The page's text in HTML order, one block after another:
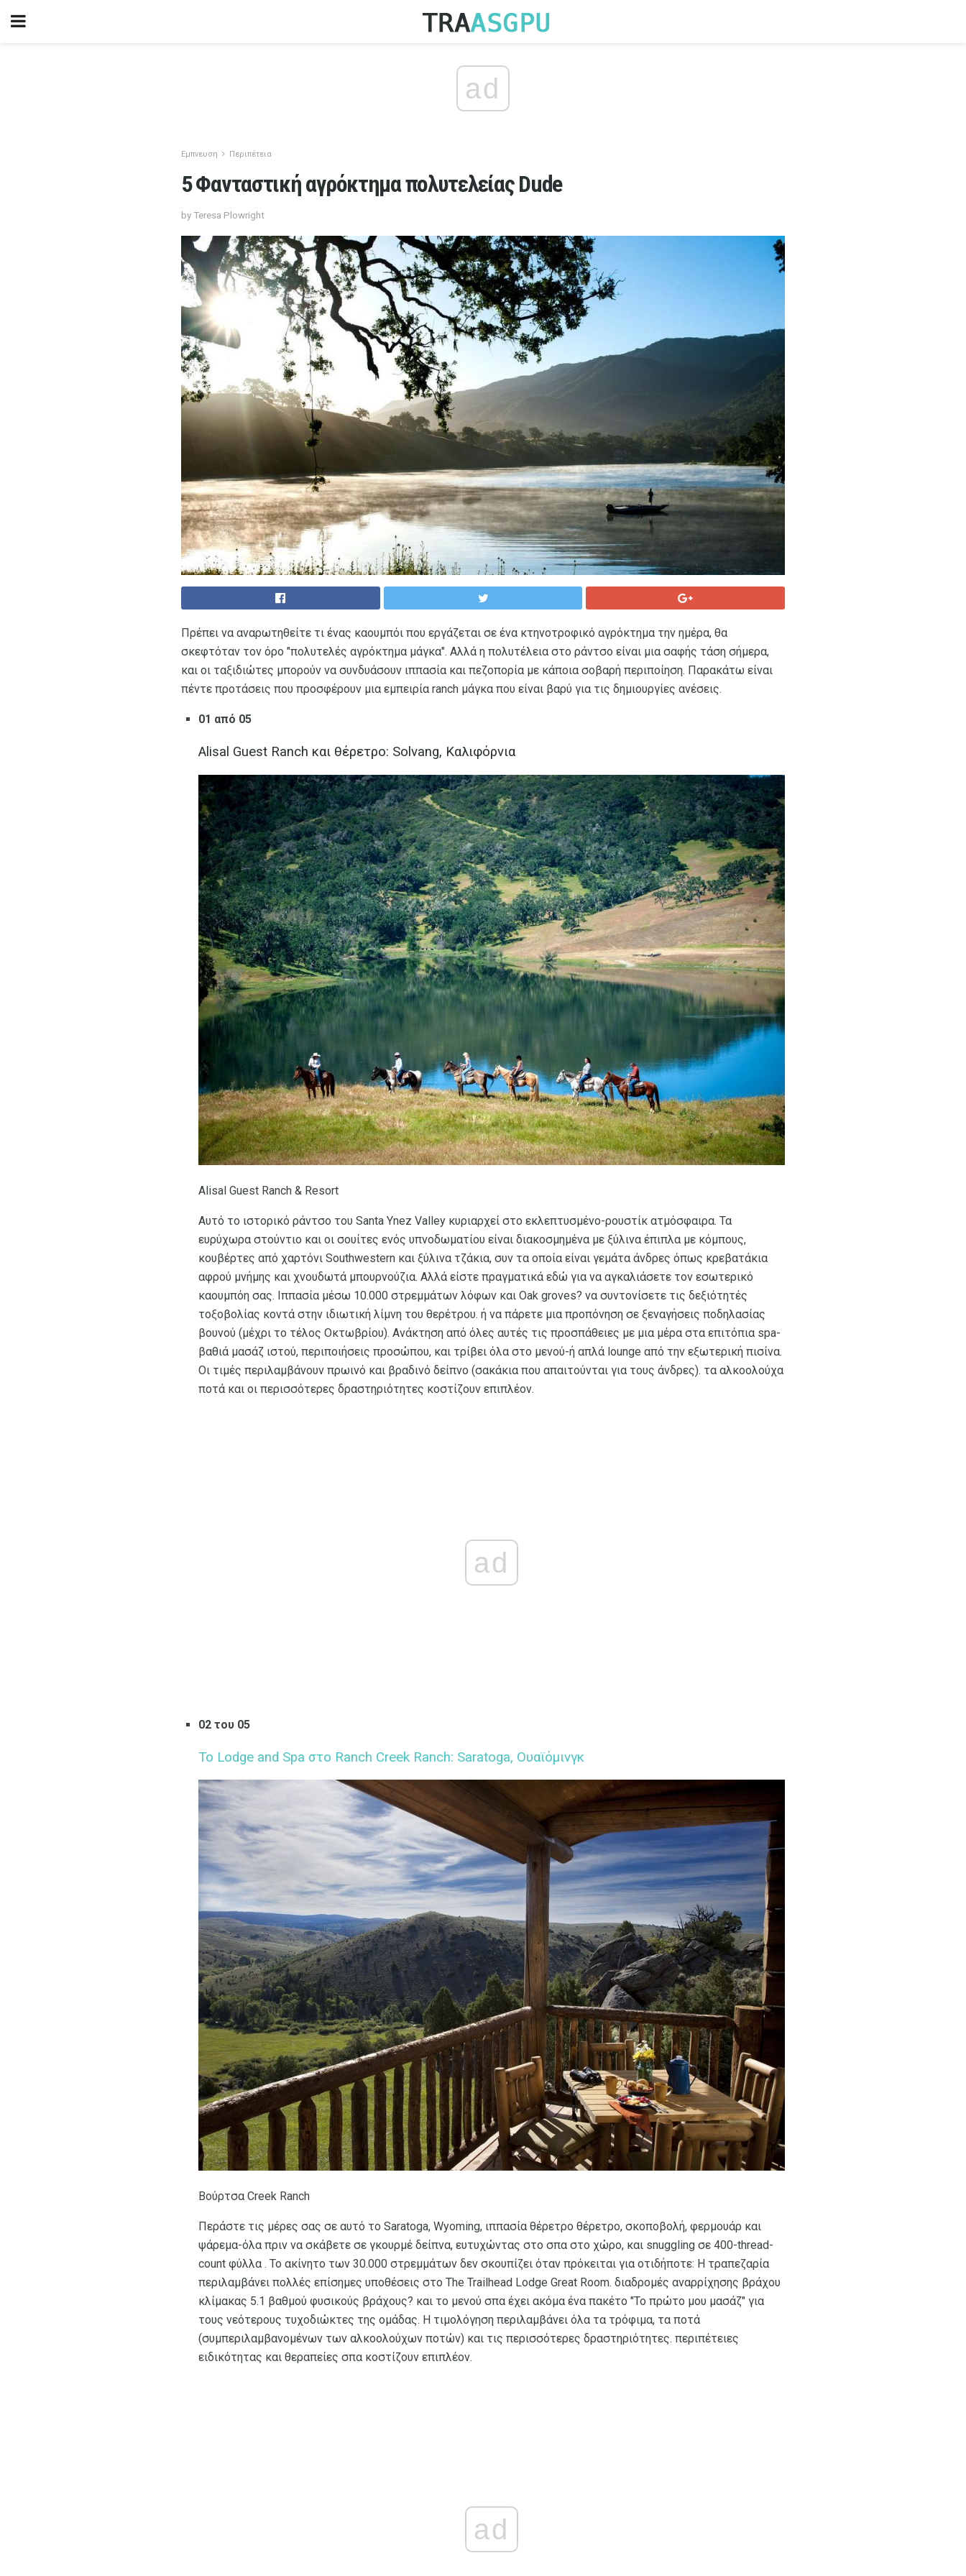
ad
Εμπνευση Περιπέτεια
5 Φανταστική αγρόκτημα πολυτελείας Dude
by Teresa Plowright
Πρέπει να αναρωτηθείτε τι ένας καουμπόι που εργάζεται σε ένα κτηνοτροφικό αγρόκτημα την ημέρα, θα
σκεφτόταν τον όρο "πολυτελές αγρόκτημα μάγκα". Αλλά η πολυτέλεια στο ράντσο είναι μια σαφής τάση σήμερα,
και οι ταξιδιώτες μπορούν να συνδυάσουν ιππασία και πεζοπορία με κάποια σοβαρή περιποίηση. Παρακάτω είναι
πέντε προτάσεις που προσφέρουν μια εμπειρία ranch μάγκα που είναι βαρύ για τις δημιουργίες ανέσεις.
01 από 05
Alisal Guest Ranch και θέρετρο: Solvang, Καλιφόρνια
Alisal Guest Ranch & Resort
Αυτό το ιστορικό ράντσο του Santa Ynez Valley κυριαρχεί στο εκλεπτυσμένο-ρουστίκ ατμόσφαιρα. Τα
ευρύχωρα στούντιο και οι σουίτες ενός υπνοδωματίου είναι διακοσμημένα με ξύλινα έπιπλα με κόμπους,
κουβέρτες από χαρτόνι Southwestern και ξύλινα τζάκια, συν τα οποία είναι γεμάτα άνδρες όπως κρεβατάκια
αφρού μνήμης και χνουδωτά μπουρνούζια. Αλλά είστε πραγματικά εδώ για να αγκαλιάσετε τον εσωτερικό
καουμπόη σας. Ιππασία μέσω 10.000 στρεμμάτων λόφων και Oak groves? να συντονίσετε τις δεξιότητές
τοξοβολίας κοντά στην ιδιωτική λίμνη του θερέτρου. ή να πάρετε μια προπόνηση σε ξεναγήσεις ποδηλασίας
βουνού (μέχρι το τέλος Οκτωβρίου). Ανάκτηση από όλες αυτές τις προσπάθειες με μια μέρα στα επιτόπια spa-
βαθιά μασάζ ιστού, περιποιήσεις προσώπου, και τρίβει όλα στο μενού-ή απλά lounge από την εξωτερική πισίνα.
Οι τιμές περιλαμβάνουν πρωινό και βραδινό δείπνο (σακάκια που απαιτούνται για τους άνδρες). τα αλκοολούχα
ποτά και οι περισσότερες δραστηριότητες κοστίζουν επιπλέον.
ad
02 του 05
Το Lodge and Spa στο Ranch Creek Ranch: Saratoga, Ουαϊόμινγκ
Βούρτσα Creek Ranch
Περάστε τις μέρες σας σε αυτό το Saratoga, Wyoming, ιππασία θέρετρο θέρετρο, σκοποβολή, φερμουάρ και
ψάρεμα-όλα πριν να σκάβετε σε γκουρμέ δείπνα, ευτυχώντας στο σπα στο χώρο, και snuggling σε 400-thread-
count φύλλα . Το ακίνητο των 30.000 στρεμμάτων δεν σκουπίζει όταν πρόκειται για οτιδήποτε: Η τραπεζαρία
περιλαμβάνει πολλές επίσημες υποθέσεις στο The Trailhead Lodge Great Room. διαδρομές αναρρίχησης βράχου
κλίμακας 5.1 βαθμού φυσικούς βράχους? και το μενού σπα έχει ακόμα ένα πακέτο "Το πρώτο μου μασάζ" για
τους νεότερους τυχοδιώκτες της ομάδας. Η τιμολόγηση περιλαμβάνει όλα τα τρόφιμα, τα ποτά
(συμπεριλαμβανομένων των αλκοολούχων ποτών) και τις περισσότερες δραστηριότητες. περιπέτειες
ειδικότητας και θεραπείες σπα κοστίζουν επιπλέον.
ad